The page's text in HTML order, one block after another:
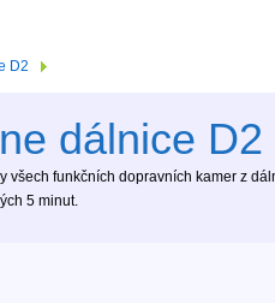
D2
dálnice D2
všech funkčních dopravních kamer z
5 minut.